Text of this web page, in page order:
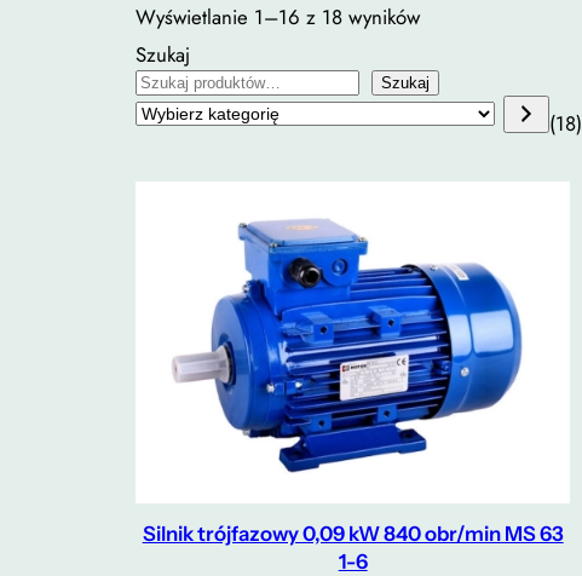
Wyświetlanie 1–16 z 18 wyników
Szukaj
Szukaj
Wybierz
(18)
Silnik trójfazowy 0,09 kW 840 obr/min MS 63
1-6